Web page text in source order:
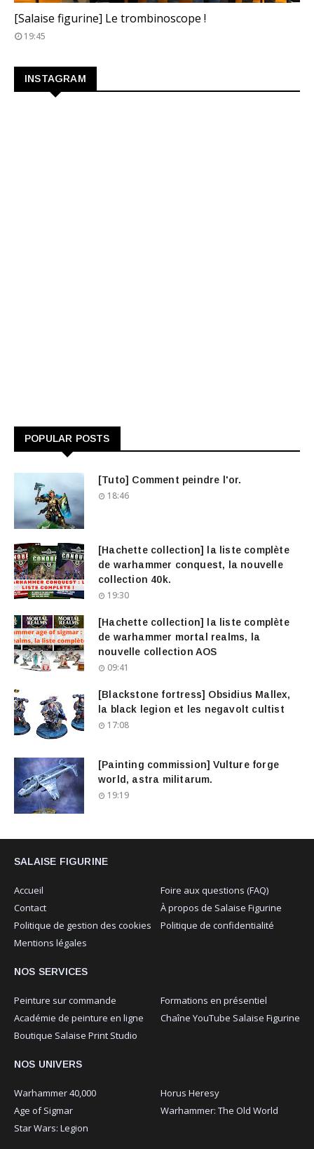
[Salaise figurine] Le trombinoscope !
19:45
INSTAGRAM
POPULAR POSTS
[Tuto] Comment peindre l'or.
18:46
[Hachette collection] la liste complète
de warhammer conquest, la nouvelle
collection 40k.
19:30
[Hachette collection] la liste complète
de warhammer mortal realms, la
nouvelle collection AOS
09:41
[Blackstone fortress] Obsidius Mallex,
la black legion et les negavolt cultist
17:08
[Painting commission] Vulture forge
world, astra militarum.
19:19
SALAISE FIGURINE
Accueil
Foire aux questions (FAQ)
Contact
À propos de Salaise Figurine
Politique de gestion des cookies
Politique de confidentialité
Mentions légales
NOS SERVICES
Peinture sur commande
Formations en présentiel
Académie de peinture en ligne
Chaîne YouTube Salaise Figurine
Boutique Salaise Print Studio
NOS UNIVERS
Warhammer 40,000
Horus Heresy
Age of Sigmar
Warhammer: The Old World
Star Wars: Legion